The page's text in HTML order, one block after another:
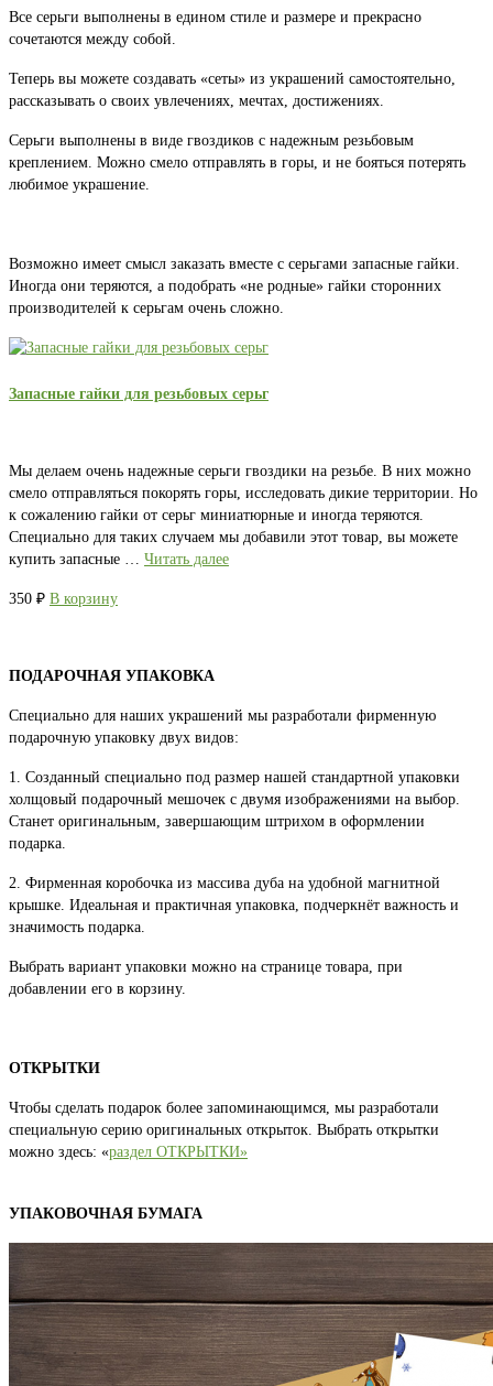
Все серьги выполнены в едином стиле и размере и прекрасно
сочетаются между собой.
Теперь вы можете создавать «сеты» из украшений самостоятельно,
рассказывать о своих увлечениях, мечтах, достижениях.
Серьги выполнены в виде гвоздиков с надежным резьбовым
креплением. Можно смело отправлять в горы, и не бояться потерять
любимое украшение.
Возможно имеет смысл заказать вместе с серьгами запасные гайки.
Иногда они теряются, а подобрать «не родные» гайки сторонних
производителей к серьгам очень сложно.
Запасные гайки для резьбовых серьг
Мы делаем очень надежные серьги гвоздики на резьбе. В них можно
смело отправляться покорять горы, исследовать дикие территории. Но
к сожалению гайки от серьг миниатюрные и иногда теряются.
Специально для таких случаем мы добавили этот товар, вы можете
купить запасные … Читать далее
350 ₽ В корзину
ПОДАРОЧНАЯ УПАКОВКА
Специально для наших украшений мы разработали фирменную
подарочную упаковку двух видов:
1. Созданный специально под размер нашей стандартной упаковки
холщовый подарочный мешочек с двумя изображениями на выбор.
Станет оригинальным, завершающим штрихом в оформлении
подарка.
2. Фирменная коробочка из массива дуба на удобной магнитной
крышке. Идеальная и практичная упаковка, подчеркнёт важность и
значимость подарка.
Выбрать вариант упаковки можно на странице товара, при
добавлении его в корзину.
ОТКРЫТКИ
Чтобы сделать подарок более запоминающимся, мы разработали
специальную серию оригинальных открыток. Выбрать открытки
можно здесь: «раздел ОТКРЫТКИ»
УПАКОВОЧНАЯ БУМАГА